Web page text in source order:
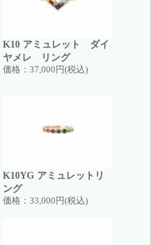
K10 アミュレット ダイ
ヤメレ リング
価格： 37,000円(税込)
K10YG アミュレットリ
ング
価格： 33,000円(税込)